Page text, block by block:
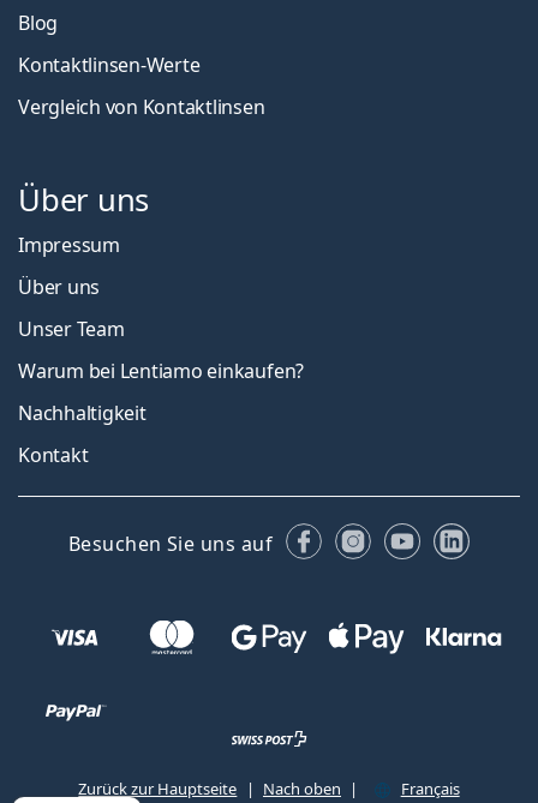
Blog
Kontaktlinsen-Werte
Vergleich von Kontaktlinsen
Über uns
Impressum
Über uns
Unser Team
Warum bei Lentiamo einkaufen?
Nachhaltigkeit
Kontakt
Besuchen Sie uns auf FacebookInstagram
YouTube
Zurück zur Hauptseite Nach oben Français